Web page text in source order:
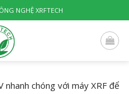
NGHỆ XRFTECH
nhanh chóng với máy XRF để